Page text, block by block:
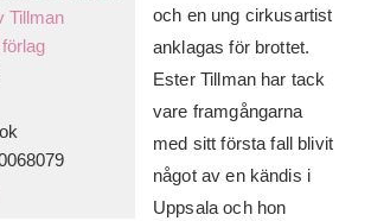
Tillman
och en ung cirkusartist
anklagas för brottet.
Ester Tillman har tack
vare framgångarna
med sitt första fall blivit
något av en kändis i
Uppsala och hon